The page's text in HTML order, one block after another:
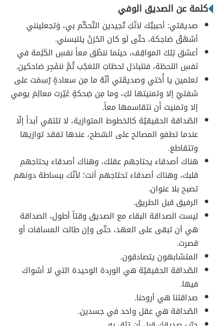
كلمة عن الصديق الوفي
صديقتي: أحببتُِك لانّكِ تُجيدين التّحكّم بي، وَتجعلينني
أشهَقُ ضاحِكة، حتّى لَو كان الحُزنُ يلتبسني.
أعشق تِلكَ المواقِف، حينَما ننطُق معاً نفسِ الكَلِمة في
نَفسِ اللحظة، فنتبادَل لحظاتِ التعَجُب ثُمَّ ننفَجِر ضاحكين.
تعلمين يا أُختي وصديقَتي أنّهُ ما مِن سعادةٍ رُسِمَت على
شفتيّ إلا وتمنيتها لكِ، وما مِن ضِحكةٍ غَيّرت معالِمَ يومي
إلا وتمنيت أَن نتقاسمها معاً.
الصّداقة الحقيقيّة كالخطوط المتوازية، لا تلتقي أبداً إلّا
عندما تطفو المصالح على السّطح، عندها تفقد توازيها
وتتقاطع.
هناك أصدقاء يحتاجهم عقلك، وهناك أصدقاء يحتاجهم
قلبك، وهناك أصدقاء تحتاجهم أنت؛ لأنّك ببساطة دونهم
تصبح بلا عنوان.
الرفيق قبل الطريق.
ليست الصداقة البقاء مع الصديق وقتاً أطول، الصداقة
هي أن تبقى على العهد، حتّى وإن طالت المسافات أو
قصرت.
المتشابهون يتصادقون.
الصّداقة الحقيقيّة هي الوردة الوحيدة التي لا أشواك
فيها.
صداقتنا هي أروحنا.
الصّداقة هي عقل واحد في جسدين.